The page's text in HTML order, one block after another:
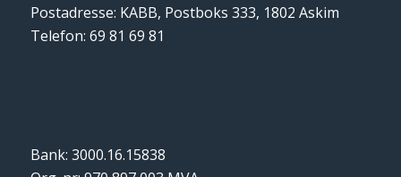
Postadresse: KABB, Postboks 333, 1802 Askim
Telefon: 69 81 69 81
Bank: 3000.16.15838